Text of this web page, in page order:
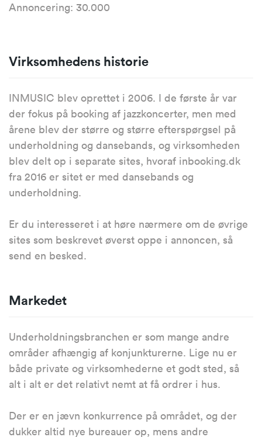
Annoncering: 30.000
Virksomhedens historie
INMUSIC blev oprettet i 2006. I de første år var
der fokus på booking af jazzkoncerter, men med
årene blev der større og større efterspørgsel på
underholdning og dansebands, og virksomheden
blev delt op i separate sites, hvoraf inbooking.dk
fra 2016 er sitet er med dansebands og
underholdning.
Er du interesseret i at høre nærmere om de øvrige
sites som beskrevet øverst oppe i annoncen, så
send en besked.
Markedet
Underholdningsbranchen er som mange andre
områder afhængig af konjunkturerne. Lige nu er
både private og virksomhederne et godt sted, så
alt i alt er det relativt nemt at få ordrer i hus.
Der er en jævn konkurrence på området, og der
dukker altid nye bureauer op, mens andre